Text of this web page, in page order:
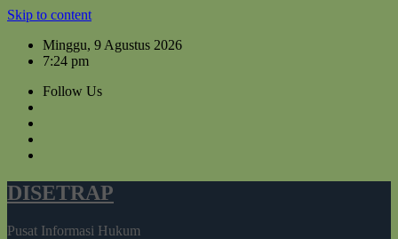
Skip to content
Minggu, 9 Agustus 2026
7:24 pm
Follow Us
DISETRAP
Pusat Informasi Hukum